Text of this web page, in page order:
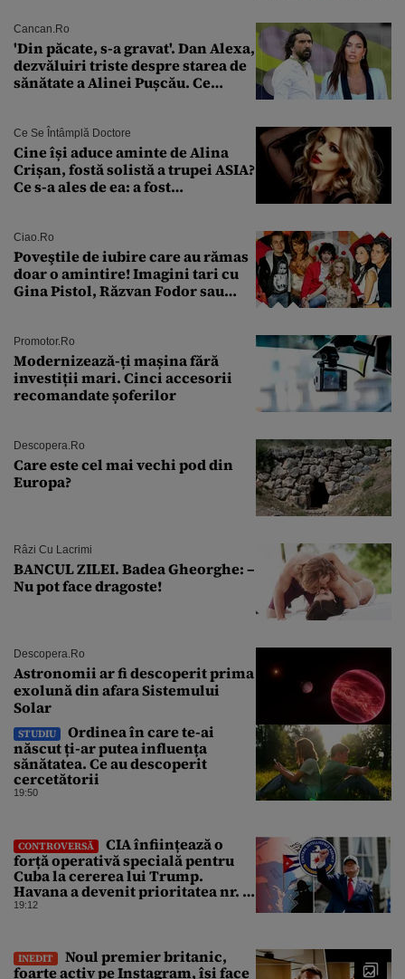
Cancan.ro
'Din păcate, s-a gravat'. Dan Alexa,
dezvăluiri triste despre starea de
sănătate a Alinei Pușcău. Ce
Ce Se Întâmplă Doctore
Cine își aduce aminte de Alina
Crișan, fostă solistă a trupei ASIA?
Ce s-a ales de ea: a fost
Ciao.ro
Poveştile de iubire care au rămas
doar o amintire! Imagini tari cu
Gina Pistol, Răzvan Fodor sau
Promotor.ro
Modernizează-ți mașina fără
investiții mari. Cinci accesorii
recomandate șoferilor
Descopera.ro
Care este cel mai vechi pod din
Europa?
Râzi Cu Lacrimi
BANCUL ZILEI. Badea Gheorghe: –
Nu pot face dragoste!
Descopera.ro
Astronomii ar fi descoperit prima
exolună din afara Sistemului
Solar
STUDIU
Ordinea în care te-ai
născut ți-ar putea influența
sănătatea. Ce au descoperit
cercetătorii
19:50
CONTROVERSĂ
CIA înființează o
forță operativă specială pentru
Cuba la cererea lui Trump.
Havana a devenit prioritatea nr. 1
alături de China, Iran și Rusia
19:12
INEDIT
Noul premier britanic,
foarte activ pe Instagram, își face